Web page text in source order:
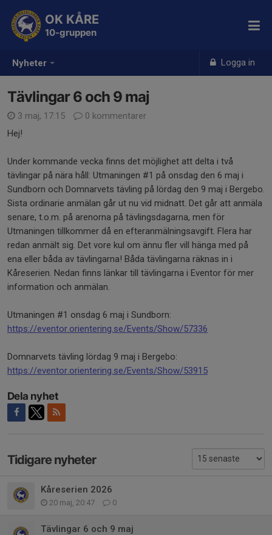
Nyheter Logga in
OK KÅRE
10-gruppen
Tävlingar 6 och 9 maj
3 maj, 17:15
0 kommentarer
Hej!
Under kommande vecka finns det möjlighet att delta i två
tävlingar på nära håll: Utmaningen #1 på onsdag den 6 maj i
Sundborn och Domnarvets tävling på lördag den 9 maj i Bergebo.
Sista ordinarie anmälan går ut nu vid midnatt. Det går att anmäla
senare, t.o.m. på arenorna på tävlingsdagarna, men för
Utmaningen tillkommer då en efteranmälningsavgift. Flera har
redan anmält sig. Det vore kul om ännu fler vill hänga med på
ena eller båda av tävlingarna! Båda tävlingarna räknas in i
Kåreserien. Nedan finns länkar till tävlingarna i Eventor för mer
information och anmälan.
Utmaningen #1 onsdag 6 maj i Sundborn:
https://eventor.orientering.se/Events/Show/57336
Domnarvets tävling lördag 9 maj i Bergebo:
https://eventor.orientering.se/Events/Show/53915
Dela nyhet
Tidigare nyheter
Kåreserien 2026
20 maj, 20:47 0
Tävlingar 6 och 9 maj